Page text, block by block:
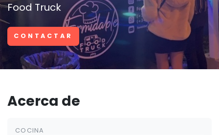
Food Truck
CONTACTAR
Acerca de
COCINA